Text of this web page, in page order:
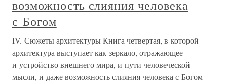
возможность слияния человека
с Богом
IV. Сюжеты архитектуры Книга четвертая, в которой
архитектура выступает как зеркало, отражающее
и устройство внешнего мира, и пути человеческой
мысли, и даже возможность слияния человека с Богом